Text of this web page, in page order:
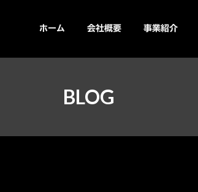
ホーム 会社概要 事業紹介
BLOG